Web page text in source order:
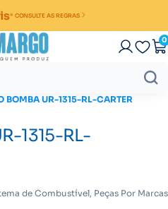
* CONSULTE AS REGRAS
0
BOMBA UR-1315-RL-CARTER
1315-RL-
de Combustível, Peças Por Marcas